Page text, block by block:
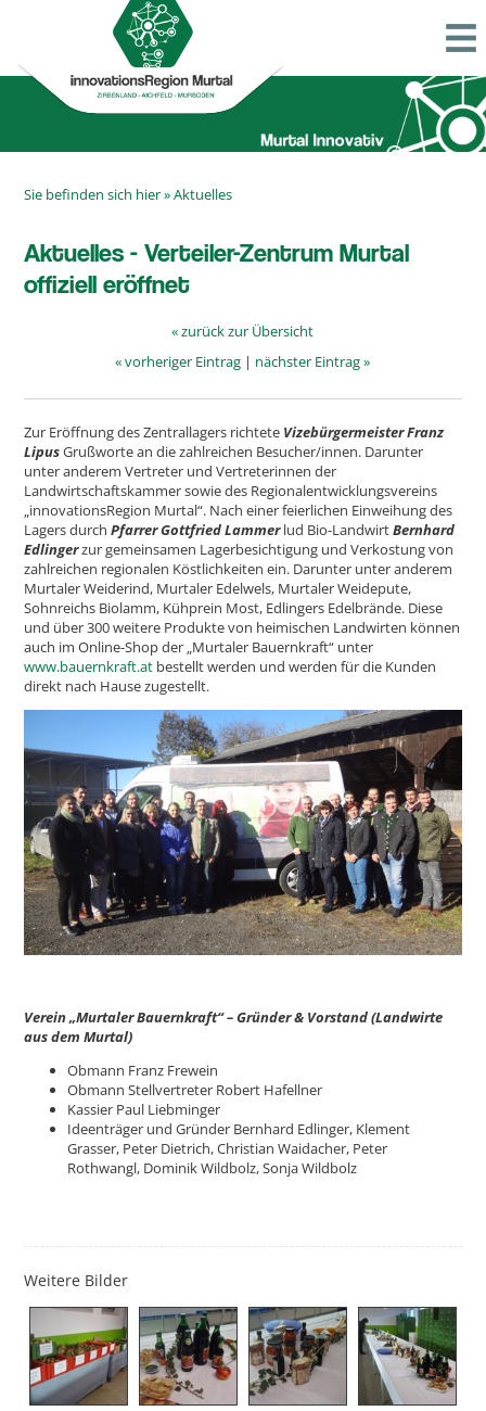
Sie befinden sich hier »Aktuelles
Aktuelles - Verteiler-Zentrum Murtal
offiziell eröffnet
« zurück zur Übersicht
« vorheriger Eintrag | nächster Eintrag »
Zur Eröffnung des Zentrallagers richtete Vizebürgermeister Franz
LipusGrußworte an die zahlreichen Besucher/innen. Darunter
unter anderem Vertreter und Vertreterinnen der
Landwirtschaftskammer sowie des Regionalentwicklungsvereins
„innovationsRegion Murtal“. Nach einer feierlichen Einweihung des
Lagers durchPfarrer Gottfried Lammerlud Bio-LandwirtBernhard
Edlingerzur gemeinsamen Lagerbesichtigung und Verkostung von
zahlreichen regionalen Köstlichkeiten ein. Darunter unter anderem
Murtaler Weiderind, Murtaler Edelwels, Murtaler Weidepute,
Sohnreichs Biolamm, Kühprein Most, Edlingers Edelbrände. Diese
und über 300 weitere Produkte von heimischen Landwirten können
auch im Online-Shop der „Murtaler Bauernkraft“ unter
www.bauernkraft.at bestellt werden und werden für die Kunden
direkt nach Hause zugestellt.
Verein „Murtaler Bauernkraft“ – Gründer & Vorstand (Landwirte
aus dem Murtal)
Obmann Franz Frewein
Obmann Stellvertreter Robert Hafellner
Kassier Paul Liebminger
Ideenträger und Gründer Bernhard Edlinger, Klement
Grasser, Peter Dietrich, Christian Waidacher, Peter
Rothwangl, Dominik Wildbolz, Sonja Wildbolz
Weitere Bilder